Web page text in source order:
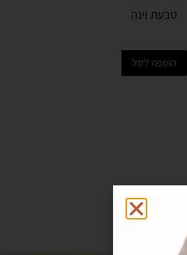
טבעת וינה
הוספה לסל